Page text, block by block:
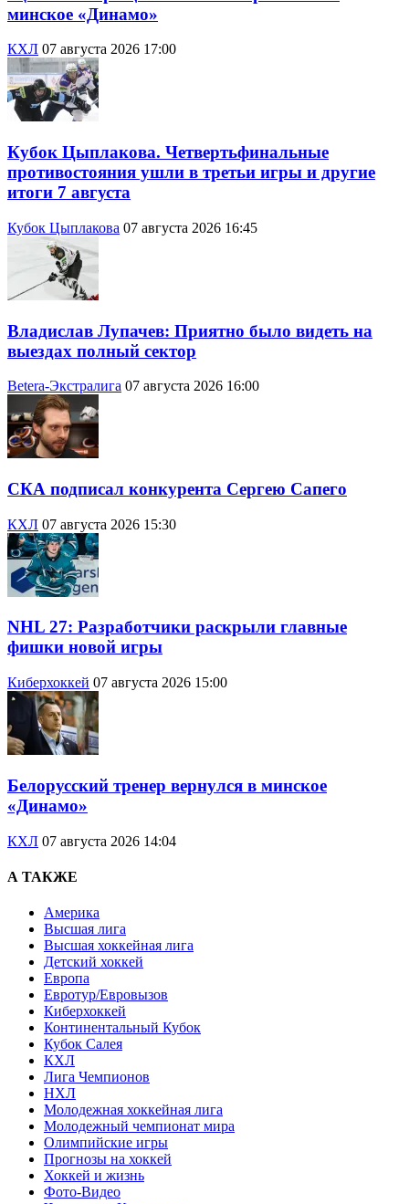
минское «Динамо»
КХЛ 07 августа 2026 17:00
Кубок Цыплакова. Четвертьфинальные
противостояния ушли в третьи игры и другие
итоги 7 августа
Кубок Цыплакова 07 августа 2026 16:45
Владислав Лупачев: Приятно было видеть на
выездах полный сектор
Betera-Экстралига 07 августа 2026 16:00
СКА подписал конкурента Сергею Сапего
КХЛ 07 августа 2026 15:30
NHL 27: Разработчики раскрыли главные
фишки новой игры
Киберхоккей 07 августа 2026 15:00
Белорусский тренер вернулся в минское
«Динамо»
КХЛ 07 августа 2026 14:04
А ТАКЖЕ
Америка
Высшая лига
Высшая хоккейная лига
Детский хоккей
Европа
Евротур/Евровызов
Киберхоккей
Континентальный Кубок
Кубок Салея
КХЛ
Лига Чемпионов
НХЛ
Молодежная хоккейная лига
Молодежный чемпионат мира
Олимпийские игры
Прогнозы на хоккей
Хоккей и жизнь
Фото-Видео